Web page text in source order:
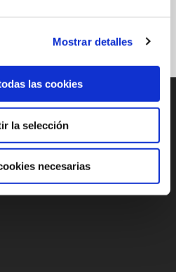
Mostrar detalles
las cookies
la selección
necesarias